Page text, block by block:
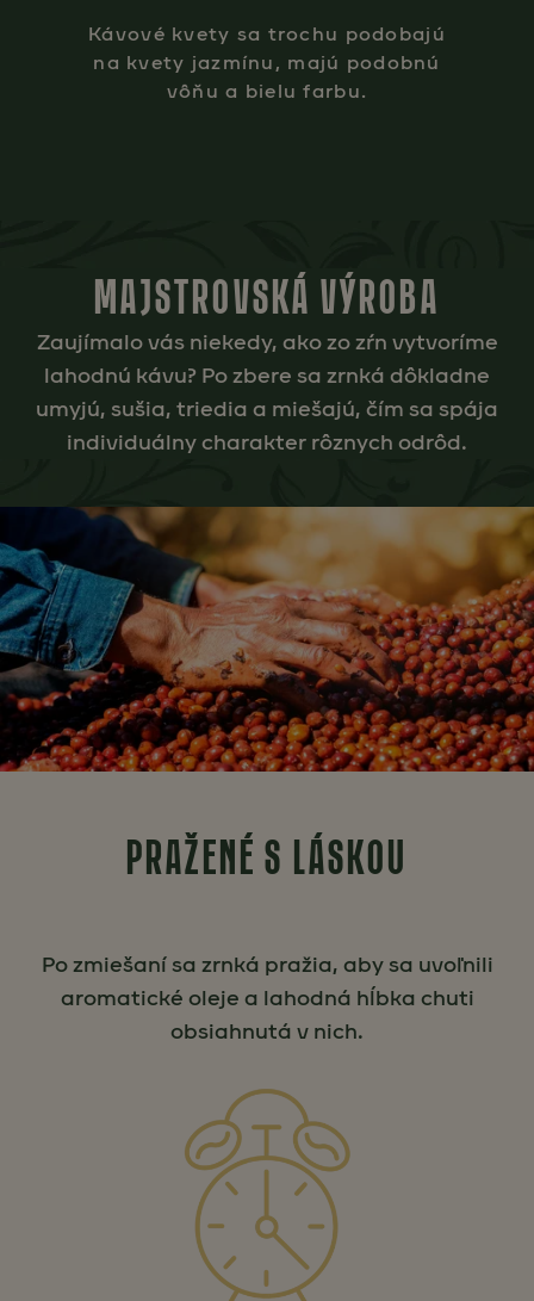
Kávové kvety sa trochu podobajú
na kvety jazmínu, majú podobnú
vôňu a bielu farbu.
MAJSTROVSKÁ VÝROBA
Zaujímalo vás niekedy, ako zo zŕn vytvoríme
lahodnú kávu? Po zbere sa zrnká dôkladne
umyjú, sušia, triedia a miešajú, čím sa spája
individuálny charakter rôznych odrôd.
PRAŽENÉ S LÁSKOU
Po zmiešaní sa zrnká pražia, aby sa uvoľnili
aromatické oleje a lahodná hĺbka chuti
obsiahnutá v nich.